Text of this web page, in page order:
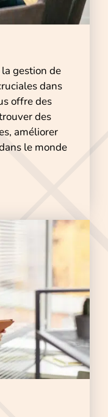
gestion de
dans
offre des
des
améliorer
le monde